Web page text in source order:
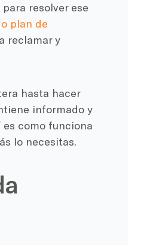
resolver ese
plan de
reclamar y
hasta hacer
informado y
es como funciona
lo necesitas.